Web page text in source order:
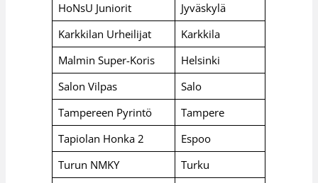
HoNsU Juniorit
Jyväskylä
Karkkilan Urheilijat
Karkkila
Malmin Super-Koris
Helsinki
Salon Vilpas
Salo
Tampereen Pyrintö
Tampere
Tapiolan Honka 2
Espoo
Turun NMKY
Turku